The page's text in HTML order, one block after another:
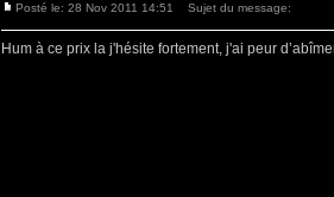
Posté le: 28 Nov 2011 14:51 Sujet du message:
Hum à ce prix la j'hésite fortement, j'ai peur